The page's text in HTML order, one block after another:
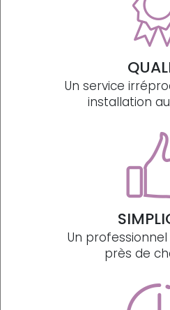
Un service
installation
Un
près de